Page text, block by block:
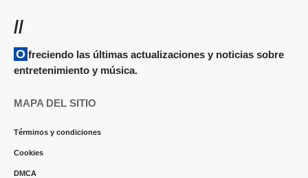
//
Ofreciendo las últimas actualizaciones y noticias sobre
entretenimiento y música.
MAPA DEL SITIO
Términos y condiciones
Cookies
DMCA